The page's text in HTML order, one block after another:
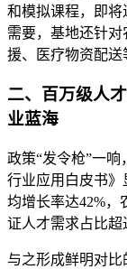
和模拟课程，即
需要，基地还针
援、医疗物资配送
二、百万级人
业蓝海
政策“发令枪”一
行业应用白皮书
均增长率达42%，
证人才需求占比超
与之形成鲜明对